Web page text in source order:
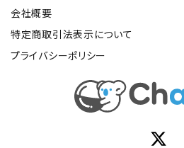
会社概要
特定商取引法表示について
プライバシーポリシー